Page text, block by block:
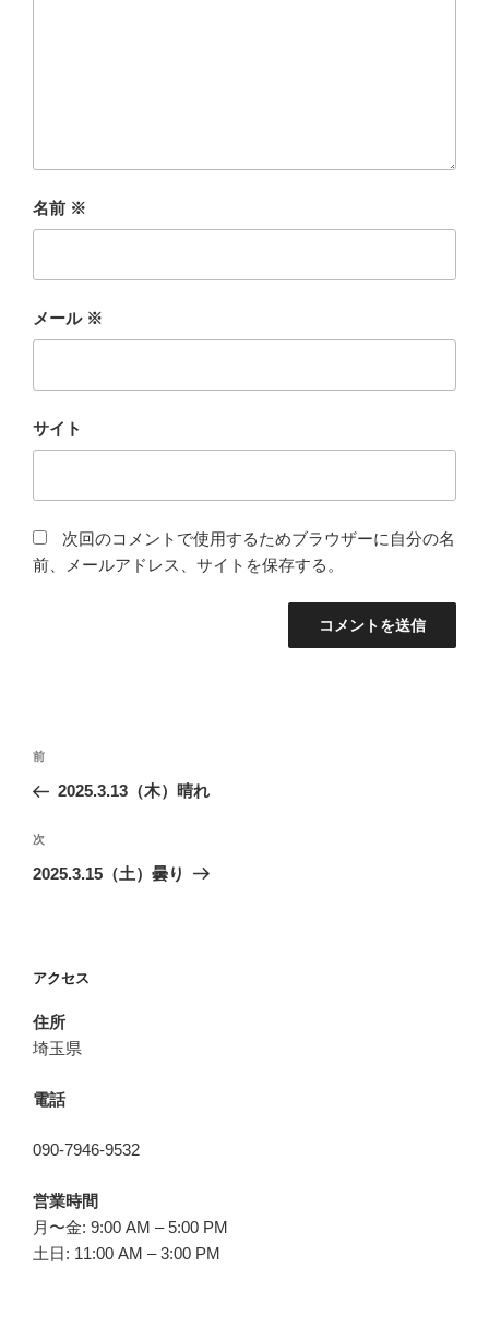
名前 ※
メール ※
サイト
次回のコメントで使用するためブラウザーに自分の名
前、メールアドレス、サイトを保存する。
投
ナ
ビ
ゲ
ン
前
の
稿
前
2025.3.13（木）晴れ
次
の
次
2025.3.15（土）曇り
アクセス
住所
埼玉県
電話
090-7946-9532
営業時間
月〜金: 9:00 AM – 5:00 PM
土日: 11:00 AM – 3:00 PM